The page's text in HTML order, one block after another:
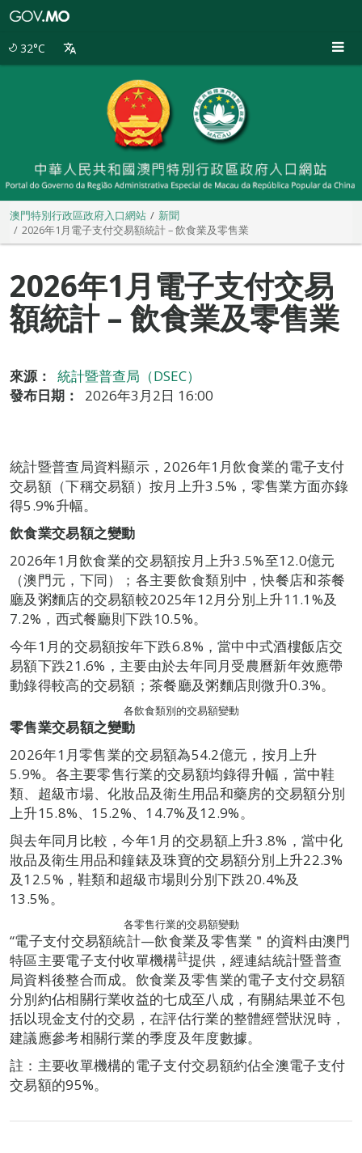
32°C
澳門特別行政區政府入口網站
新聞
2026年1月電子支付交易額統計 – 飲食業及零售業
2026年1月電子支付交易
額統計 – 飲食業及零售業
來源：
統計暨普查局（DSEC）
發布日期：
2026年3月2日 16:00
統計暨普查局資料顯示，2026年1月飲食業的電子支付
交易額（下稱交易額）按月上升3.5%，零售業方面亦錄
得5.9%升幅。
飲食業交易額之變動
2026年1月飲食業的交易額按月上升3.5%至12.0億元
（澳門元，下同）；各主要飲食類別中，快餐店和茶餐
廳及粥麵店的交易額較2025年12月分別上升11.1%及
7.2%，西式餐廳則下跌10.5%。
今年1月的交易額按年下跌6.8%，當中中式酒樓飯店交
易額下跌21.6%，主要由於去年同月受農曆新年效應帶
動錄得較高的交易額；茶餐廳及粥麵店則微升0.3%。
各飲食類別的交易額變動
零售業交易額之變動
2026年1月零售業的交易額為54.2億元，按月上升
5.9%。各主要零售行業的交易額均錄得升幅，當中鞋
類、超級市場、化妝品及衛生用品和藥房的交易額分別
上升15.8%、15.2%、14.7%及12.9%。
與去年同月比較，今年1月的交易額上升3.8%，當中化
妝品及衛生用品和鐘錶及珠寶的交易額分別上升22.3%
及12.5%，鞋類和超級市場則分別下跌20.4%及
13.5%。
各零售行業的交易額變動
“電子支付交易額統計—飲食業及零售業＂的資料由澳門
特區主要電子支付收單機構註提供，經連結統計暨普查
局資料後整合而成。飲食業及零售業的電子支付交易額
分別約佔相關行業收益的七成至八成，有關結果並不包
括以現金支付的交易，在評估行業的整體經營狀況時，
建議應參考相關行業的季度及年度數據。
註：主要收單機構的電子支付交易額約佔全澳電子支付
交易額的95%。